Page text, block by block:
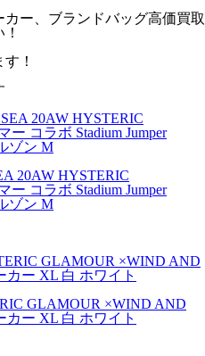
ー、ブランドバッグ高価買取
！
20AW HYSTERIC
コラボ Stadium Jumper
ゾン M
GLAMOUR ×WIND AND
カー XL 白 ホワイト